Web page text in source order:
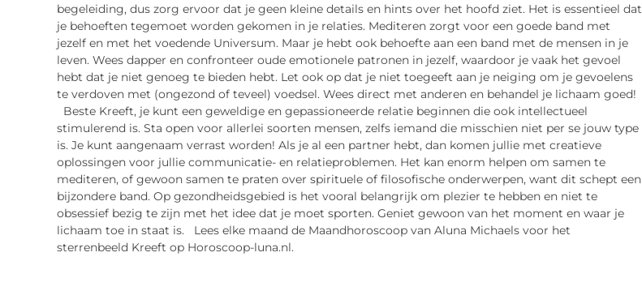
begeleiding, dus zorg ervoor dat je geen kleine details en hints over het hoofd ziet. Het is essentieel dat
je behoeften tegemoet worden gekomen in je relaties. Mediteren zorgt voor een goede band met
jezelf en met het voedende Universum. Maar je hebt ook behoefte aan een band met de mensen in je
leven. Wees dapper en confronteer oude emotionele patronen in jezelf, waardoor je vaak het gevoel
hebt dat je niet genoeg te bieden hebt. Let ook op dat je niet toegeeft aan je neiging om je gevoelens
te verdoven met (ongezond of teveel) voedsel. Wees direct met anderen en behandel je lichaam goed!
Beste Kreeft, je kunt een geweldige en gepassioneerde relatie beginnen die ook intellectueel
stimulerend is. Sta open voor allerlei soorten mensen, zelfs iemand die misschien niet per se jouw type
is. Je kunt aangenaam verrast worden! Als je al een partner hebt, dan komen jullie met creatieve
oplossingen voor jullie communicatie- en relatieproblemen. Het kan enorm helpen om samen te
mediteren, of gewoon samen te praten over spirituele of filosofische onderwerpen, want dit schept een
bijzondere band. Op gezondheidsgebied is het vooral belangrijk om plezier te hebben en niet te
obsessief bezig te zijn met het idee dat je moet sporten. Geniet gewoon van het moment en waar je
lichaam toe in staat is. Lees elke maand de Maandhoroscoop van Aluna Michaels voor het
sterrenbeeld Kreeft op Horoscoop-luna.nl.